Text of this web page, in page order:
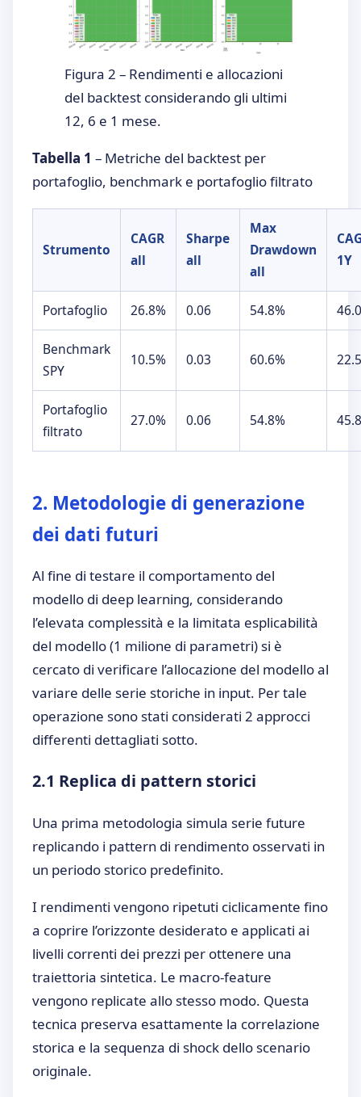
Figura 2 – Rendimenti e allocazioni
del backtest considerando gli ultimi
12, 6 e 1 mese.
Tabella 1 – Metriche del backtest per
portafoglio, benchmark e portafoglio filtrato
Strumento
CAGR
all
Sharpe
all
Max
Drawdown
all
1Y
Portafoglio 26.8% 0.06 54.8%
Benchmark
SPY
10.5% 0.03 60.6%
Portafoglio
filtrato
27.0% 0.06 54.8%
2. Metodologie di generazione
dei dati futuri
Al fine di testare il comportamento del
modello di deep learning, considerando
l’elevata complessità e la limitata esplicabilità
del modello (1 milione di parametri) si è
cercato di verificare l’allocazione del modello al
variare delle serie storiche in input. Per tale
operazione sono stati considerati 2 approcci
differenti dettagliati sotto.
2.1 Replica di pattern storici
Una prima metodologia simula serie future
replicando i pattern di rendimento osservati in
un periodo storico predefinito.
I rendimenti vengono ripetuti ciclicamente fino
a coprire l’orizzonte desiderato e applicati ai
livelli correnti dei prezzi per ottenere una
traiettoria sintetica. Le macro-feature
vengono replicate allo stesso modo. Questa
tecnica preserva esattamente la correlazione
storica e la sequenza di shock dello scenario
originale.